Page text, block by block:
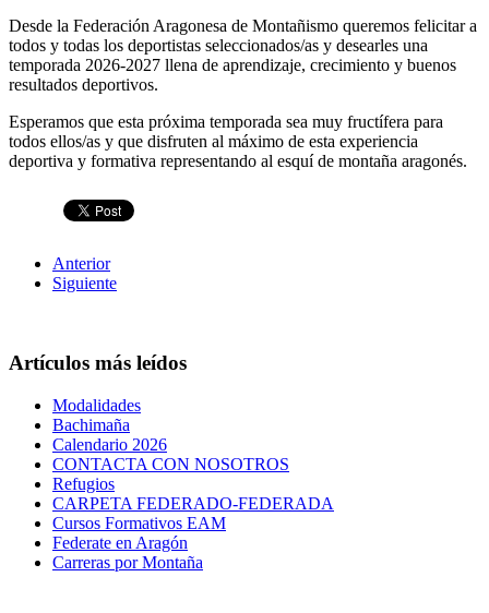
Desde la Federación Aragonesa de Montañismo queremos felicitar a
todos y todas los deportistas seleccionados/as y desearles una
temporada 2026-2027 llena de aprendizaje, crecimiento y buenos
resultados deportivos.
Esperamos que esta próxima temporada sea muy fructífera para
todos ellos/as y que disfruten al máximo de esta experiencia
deportiva y formativa representando al esquí de montaña aragonés.
Anterior
Siguiente
Artículos más leídos
Modalidades
Bachimaña
Calendario 2026
CONTACTA CON NOSOTROS
Refugios
CARPETA FEDERADO-FEDERADA
Cursos Formativos EAM
Federate en Aragón
Carreras por Montaña